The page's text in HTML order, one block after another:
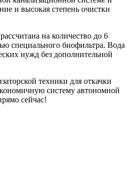
и высокая степень очистки
на количество до 6
специального биофильтра. Вода
нужд без дополнительной
техники для откачки
систему автономной
сейчас!